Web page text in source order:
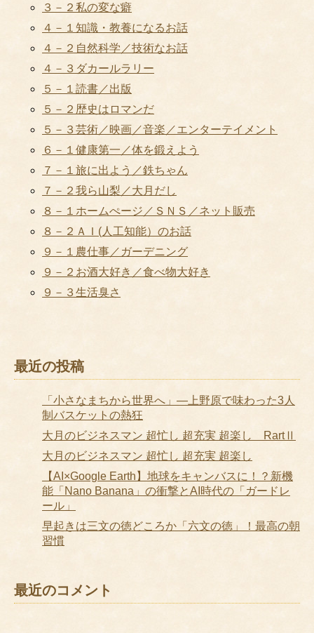
３－２私の変な癖
４－１知識・教養になるお話
４－２自然科学／技術なお話
４－３ダカールラリー
５－１読書／出版
５－２歴史はロマンだ
５－３芸術／映画／音楽／エンターテイメント
６－１健康第一／体を鍛えよう
７－１旅に出よう／鉄ちゃん
７－２我ら山梨／大月だし
８－１ホームぺージ／ＳＮＳ／ネット販売
８－２ＡＩ(人工知能）のお話
９－１農仕事／ガーデニング
９－２お酒大好き／食べ物大好き
９－３生活臭さ
最近の投稿
「小さなまちから世界へ」―上野原で味わった3人
制バスケットの熱狂
大月のビジネスマン 超忙し 超充実 超楽し RartⅡ
大月のビジネスマン 超忙し 超充実 超楽し
【AI×Google Earth】地球をキャンバスに！？新機
能「Nano Banana」の衝撃とAI時代の「ガードレ
ール」
早起きは三文の徳どころか「六文の徳」！最高の朝
習慣
最近のコメント